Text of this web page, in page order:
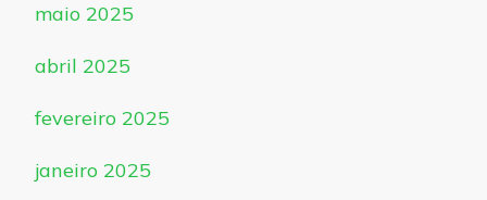
maio 2025
abril 2025
fevereiro 2025
janeiro 2025